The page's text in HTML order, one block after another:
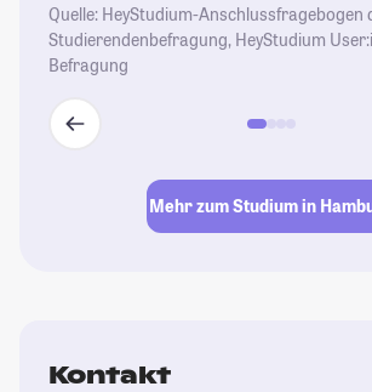
Quelle: HeyStudium-Anschlussfragebogen
Studierendenbefragung, HeyStudium
Befragung
Mehr zum Studium in
Kontakt